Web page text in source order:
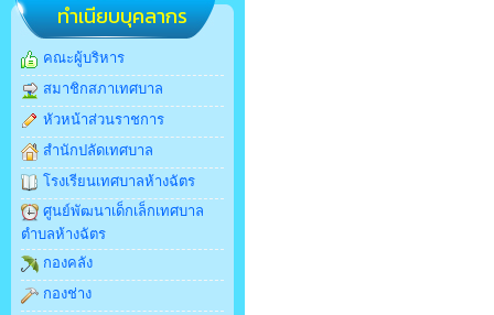
ทำเนียบบุคลากร
คณะผู้บริหาร
สมาชิกสภาเทศบาล
หัวหน้าส่วนราชการ
สำนักปลัดเทศบาล
โรงเรียนเทศบาลห้างฉัตร
ศูนย์พัฒนาเด็กเล็กเทศบาล
ตำบลห้างฉัตร
กองคลัง
กองช่าง